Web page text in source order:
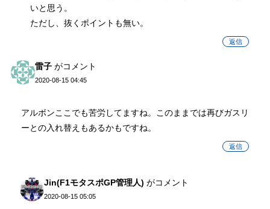
いと思う。
ただし、抜くポイントも無い。
返信
雷子 がコメント
2020-08-15 04:45
アルボンここでも苦労してますね。このままでは再びガスリ
ーとの入れ替えもあるかもですね。
返信
Jin(F1モタスポGP管理人) がコメント
2020-08-15 05:05